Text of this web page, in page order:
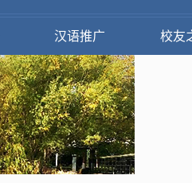
汉语推广 校友